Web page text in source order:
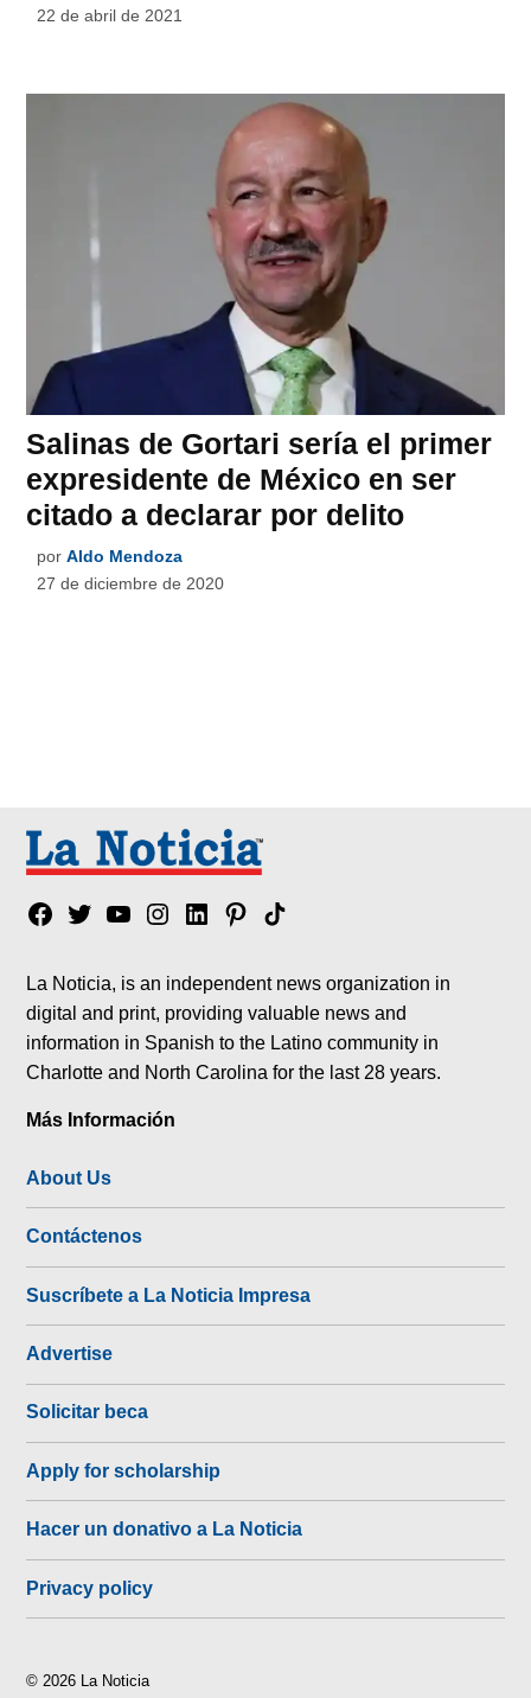
22 de abril de 2021
Salinas de Gortari sería el primer
expresidente de México en ser
citado a declarar por delito
por Aldo Mendoza
27 de diciembre de 2020
Facebook
TwitterYouTubeInstagram
LinkedinPinterest
Tik
La Noticia, is an independent news organization in
digital and print, providing valuable news and
information in Spanish to the Latino community in
Charlotte and North Carolina for the last 28 years.
Más Información
About Us
Contáctenos
Suscríbete a La Noticia Impresa
Advertise
Solicitar beca
Apply for scholarship
Hacer un donativo a La Noticia
Privacy policy
© 2026 La Noticia